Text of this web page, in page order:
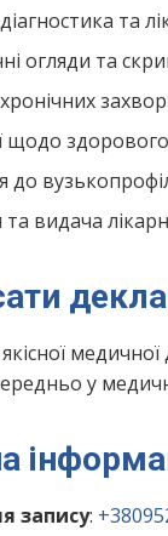
та
огляди та
щодо
видача
у
запису: